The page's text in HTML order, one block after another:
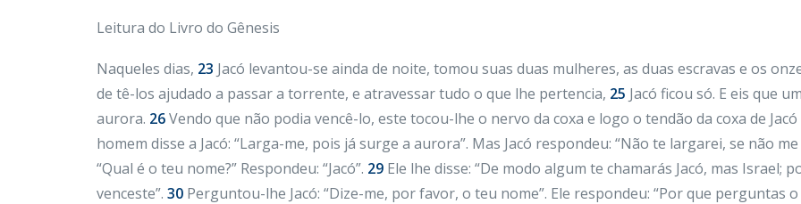
Leitura do Livro do Gênesis
Naqueles dias, 23 Jacó levantou-se ainda de noite, tomou suas duas mulheres, as duas escravas e os
de tê-los ajudado a passar a torrente, e atravessar tudo o que lhe pertencia, 25 Jacó ficou só. E eis que
aurora. 26Vendo que não podia vencê-lo, este tocou-lhe o nervo da coxa e logo o tendão da coxa de
homem disse a Jacó: “Larga-me, pois já surge a aurora”. Mas Jacó respondeu: “Não te largarei, se não
“Qual é o teu nome?” Respondeu: “Jacó”. 29 Ele lhe disse: “De modo algum te chamarás Jacó, mas Israel;
venceste”. 30 Perguntou-lhe Jacó: “Dize-me, por favor, o teu nome”. Ele respondeu: “Por que perguntas